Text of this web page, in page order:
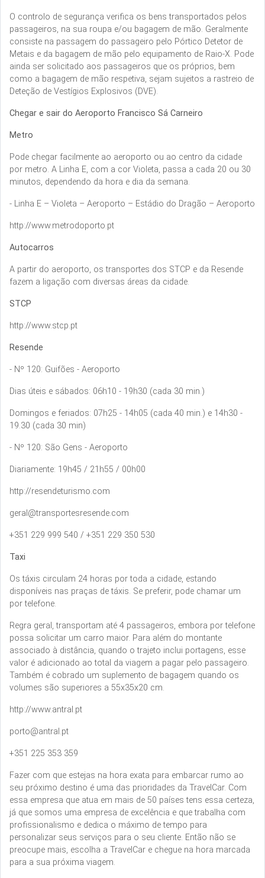
O controlo de segurança verifica os bens transportados pelos
passageiros, na sua roupa e/ou bagagem de mão. Geralmente
consiste na passagem do passageiro pelo Pórtico Detetor de
Metais e da bagagem de mão pelo equipamento de Raio-X. Pode
ainda ser solicitado aos passageiros que os próprios, bem
como a bagagem de mão respetiva, sejam sujeitos a rastreio de
Deteção de Vestígios Explosivos (DVE).
Chegar e sair do Aeroporto Francisco Sá Carneiro
Metro
Pode chegar facilmente ao aeroporto ou ao centro da cidade
por metro. A Linha E, com a cor Violeta, passa a cada 20 ou 30
minutos, dependendo da hora e dia da semana.
- Linha E – Violeta – Aeroporto – Estádio do Dragão – Aeroporto
http://www.metrodoporto.pt
Autocarros
A partir do aeroporto, os transportes dos STCP e da Resende
fazem a ligação com diversas áreas da cidade.
STCP
http://www.stcp.pt
Resende
- Nº 120: Guifões - Aeroporto
Dias úteis e sábados: 06h10 - 19h30 (cada 30 min.)
Domingos e feriados: 07h25 - 14h05 (cada 40 min.) e 14h30 -
19.30 (cada 30 min)
- Nº 120: São Gens - Aeroporto
Diariamente: 19h45 / 21h55 / 00h00
http://resendeturismo.com
geral@transportesresende.com
+351 229 999 540 / +351 229 350 530
Taxi
Os táxis circulam 24 horas por toda a cidade, estando
disponíveis nas praças de táxis. Se preferir, pode chamar um
por telefone.
Regra geral, transportam até 4 passageiros, embora por telefone
possa solicitar um carro maior. Para além do montante
associado à distância, quando o trajeto inclui portagens, esse
valor é adicionado ao total da viagem a pagar pelo passageiro.
Também é cobrado um suplemento de bagagem quando os
volumes são superiores a 55x35x20 cm.
http://www.antral.pt
porto@antral.pt
+351 225 353 359
Fazer com que estejas na hora exata para embarcar rumo ao
seu próximo destino é uma das prioridades da TravelCar. Com
essa empresa que atua em mais de 50 países tens essa certeza,
já que somos uma empresa de excelência e que trabalha com
profissionalismo e dedica o máximo de tempo para
personalizar seus serviços para o seu cliente. Então não se
preocupe mais, escolha a TravelCar e chegue na hora marcada
para a sua próxima viagem.